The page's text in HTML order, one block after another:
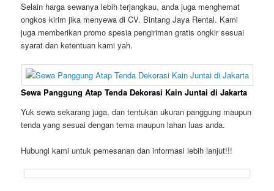
Selain harga sewanya lebih terjangkau, anda juga menghemat
ongkos kirim jika menyewa di CV. Bintang Jaya Rental. Kami
juga memberikan promo spesia pengiriman gratis ongkir sesuai
syarat dan ketentuan kami yah.
Sewa Panggung Atap Tenda Dekorasi Kain Juntai di Jakarta
Yuk sewa sekarang juga, dan tentukan ukuran panggung maupun
tenda yang sesuai dengan tema maupun lahan luas anda.
Hubungi kami untuk pemesanan dan informasi lebih lanjut!!!